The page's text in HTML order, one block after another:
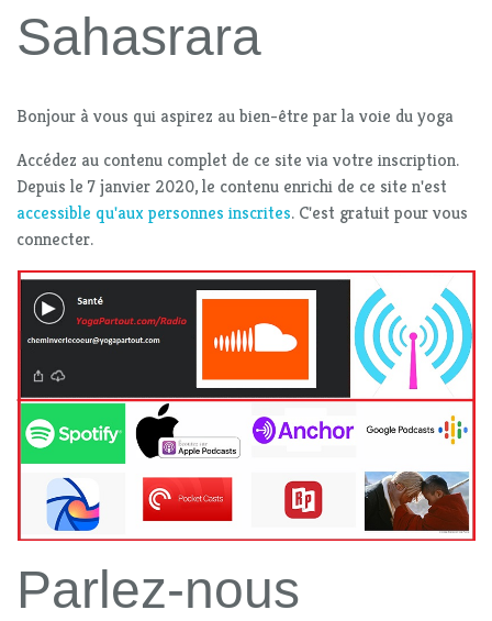
Sahasrara
Bonjour à vous qui aspirez au bien-être par la voie du yoga
Accédez au contenu complet de ce site via votre inscription.
Depuis le 7 janvier 2020, le contenu enrichi de ce site n'est
accessible qu'aux personnes inscrites. C'est gratuit pour vous
connecter.
Parlez-nous